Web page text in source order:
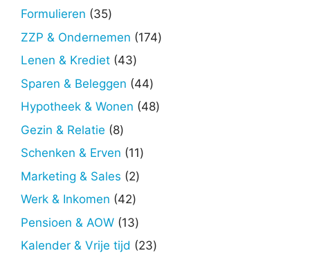
producten
Formulieren 3535
producten
ZZP & Ondernemen 174174
Lenen & Krediet 4343
producten
Sparen & Beleggen 4444
producten
Hypotheek & Wonen 4848
Gezin & Relatie 88
producten
Schenken & Erven 1111
Marketing & Sales 22
Werk & Inkomen 4242
producten
Pensioen & AOW 1313
producten
Kalender & Vrije tijd 2323